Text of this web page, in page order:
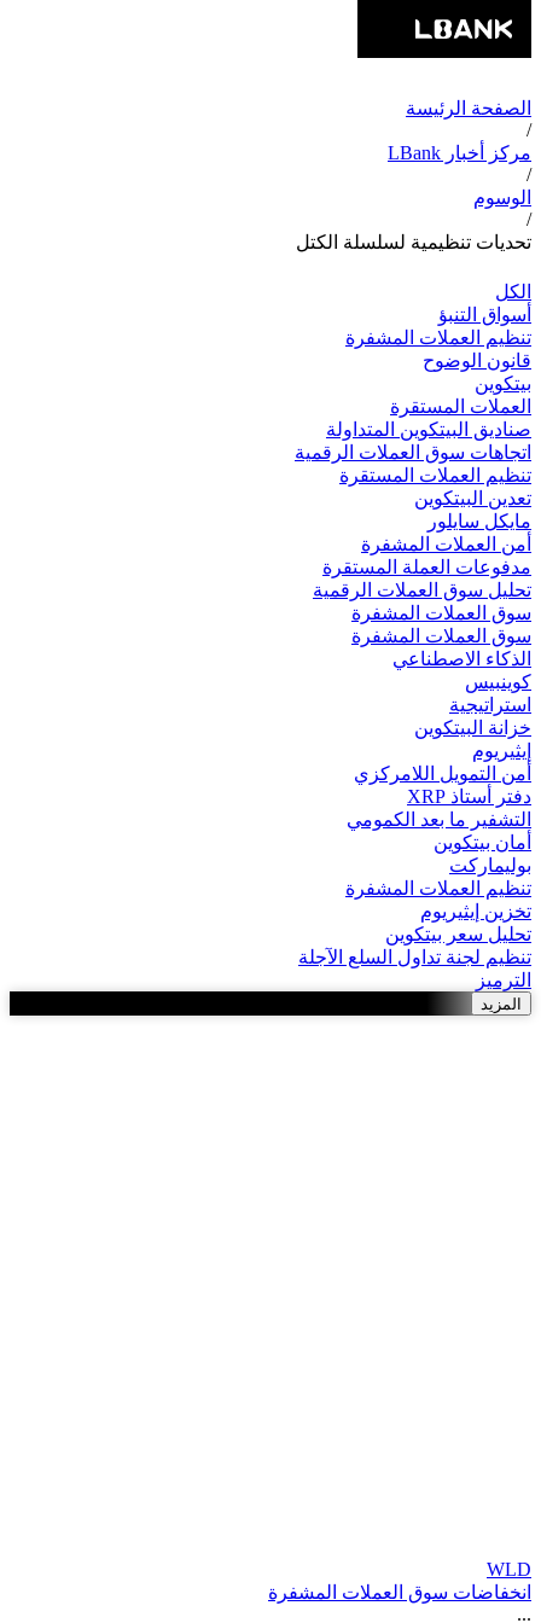
الصفحة الرئيسة
/
مركز أخبار LBank
/
الوسوم
/
تحديات تنظيمية لسلسلة الكتل
الكل
أسواق التنبؤ
تنظيم العملات المشفرة
قانون الوضوح
بيتكوين
العملات المستقرة
صناديق البيتكوين المتداولة
اتجاهات سوق العملات الرقمية
تنظيم العملات المستقرة
تعدين البيتكوين
مايكل سايلور
أمن العملات المشفرة
مدفوعات العملة المستقرة
تحليل سوق العملات الرقمية
سوق العملات المشفرة
سوق العملات المشفرة
الذكاء الاصطناعي
كوينبيس
استراتيجية
خزانة البيتكوين
إيثيريوم
أمن التمويل اللامركزي
دفتر أستاذ XRP
التشفير ما بعد الكمومي
أمان بيتكوين
بوليماركت
تنظيم العملات المشفرة
تخزين إيثيريوم
تحليل سعر بيتكوين
تنظيم لجنة تداول السلع الآجلة
الترميز
المزيد
WLD
انخفاضات سوق العملات المشفرة
...